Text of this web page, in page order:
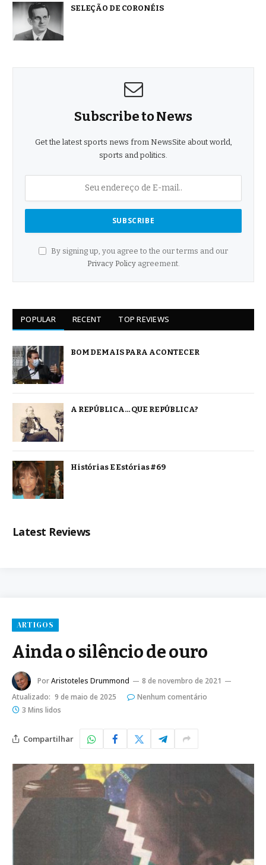
SELEÇÃO DE CORONÉIS
Subscribe to News
Get the latest sports news from NewsSite about world,
sports and politics.
By signing up, you agree to the our terms and our
Privacy Policyagreement.
POPULAR RECENT TOP REVIEWS
BOM DEMAIS PARA ACONTECER
A REPÚBLICA… QUE REPÚBLICA?
Histórias E Estórias #69
Latest Reviews
ARTIGOS
Ainda o silêncio de ouro
PorAristoteles Drummond
8 de novembro de 2021
Atualizado: 9 de maio de 2025
Nenhum comentário
3 Mins lidos
Compartilhar